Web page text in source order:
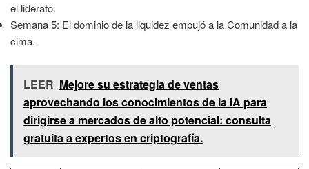
el liderato.
Semana 5: El dominio de la liquidez empujó a la Comunidad a la
cima.
LEER Mejore su estrategia de ventas
aprovechando los conocimientos de la IA para
dirigirse a mercados de alto potencial: consulta
gratuita a expertos en criptografía.